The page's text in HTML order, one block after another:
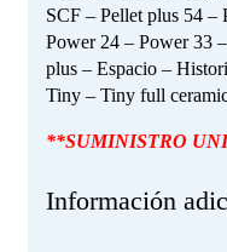
SCF – Pellet plus 54 –
Power 24 – Power 33
plus – Espacio –
Tiny – Tiny full
**SUMINISTRO
Información